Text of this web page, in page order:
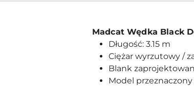
Madcat Wędka Black
Długość: 3.15 m
Ciężar wyrzutowy /
Blank
Model